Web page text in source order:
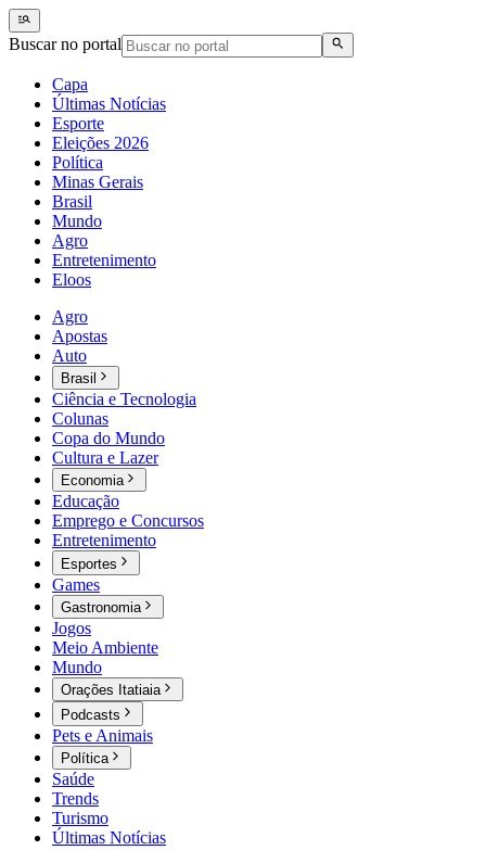
Buscar no portal
Capa
Últimas Notícias
Esporte
Eleições 2026
Política
Minas Gerais
Brasil
Mundo
Agro
Entretenimento
Eloos
Agro
Apostas
Auto
Brasil
Ciência e Tecnologia
Colunas
Copa do Mundo
Cultura e Lazer
Economia
Educação
Emprego e Concursos
Entretenimento
Esportes
Games
Gastronomia
Jogos
Meio Ambiente
Mundo
Orações Itatiaia
Podcasts
Pets e Animais
Política
Saúde
Trends
Turismo
Últimas Notícias